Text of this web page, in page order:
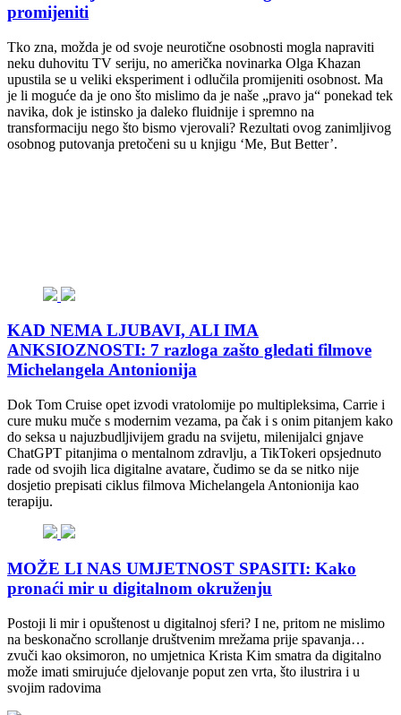
promijeniti
Tko zna, možda je od svoje neurotične osobnosti mogla napraviti
neku duhovitu TV seriju, no američka novinarka Olga Khazan
upustila se u veliki eksperiment i odlučila promijeniti osobnost. Ma
je li moguće da je ono što mislimo da je naše „pravo ja“ ponekad tek
navika, dok je istinsko ja daleko fluidnije i spremno na
transformaciju nego što bismo vjerovali? Rezultati ovog zanimljivog
osobnog putovanja pretočeni su u knjigu ‘Me, But Better’.
KAD NEMA LJUBAVI, ALI IMA
ANKSIOZNOSTI: 7 razloga zašto gledati filmove
Michelangela Antonionija
Dok Tom Cruise opet izvodi vratolomije po multipleksima, Carrie i
cure muku muče s modernim vezama, pa čak i s onim pitanjem kako
do seksa u najuzbudljivijem gradu na svijetu, milenijalci gnjave
ChatGPT pitanjima o mentalnom zdravlju, a TikTokeri opsjednuto
rade od svojih lica digitalne avatare, čudimo se da se nitko nije
dosjetio prepisati ciklus filmova Michelangela Antonionija kao
terapiju.
MOŽE LI NAS UMJETNOST SPASITI: Kako
pronaći mir u digitalnom okruženju
Postoji li mir i opuštenost u digitalnoj sferi? I ne, pritom ne mislimo
na beskonačno scrollanje društvenim mrežama prije spavanja…
zvuči kao oksimoron, no umjetnica Krista Kim smatra da digitalno
može imati smirujuće djelovanje poput zen vrta, što ilustrira i u
svojim radovima